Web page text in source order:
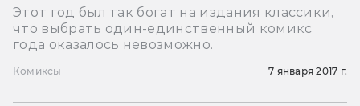
Этот год был так богат на издания классики,
что выбрать один-единственный комикс
года оказалось невозможно.
Комиксы 7 января 2017 г.